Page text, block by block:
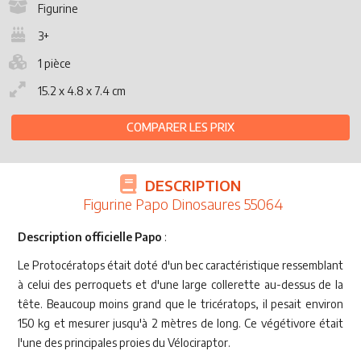
Figurine
3+
1 pièce
15.2 x 4.8 x 7.4 cm
COMPARER LES PRIX
DESCRIPTION
Figurine Papo Dinosaures 55064
Description officielle Papo :
Le Protocératops était doté d'un bec caractéristique ressemblant
à celui des perroquets et d'une large collerette au-dessus de la
tête. Beaucoup moins grand que le tricératops, il pesait environ
150 kg et mesurer jusqu'à 2 mètres de long. Ce végétivore était
l'une des principales proies du Vélociraptor.